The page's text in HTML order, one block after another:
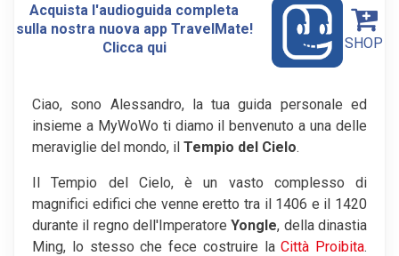
Acquista l'audioguida completa
sulla nostra nuova app TravelMate!
Clicca qui
SHOP
Ciao, sono Alessandro, la tua guida personale ed
insieme a MyWoWo ti diamo il benvenuto a una delle
meraviglie del mondo, il Tempio del Cielo.
Il Tempio del Cielo, è un vasto complesso di
magnifici edifici che venne eretto tra il 1406 e il 1420
durante il regno dell'ImperatoreYongle, della dinastia
Ming, lo stesso che fece costruire laCittà Proibita.